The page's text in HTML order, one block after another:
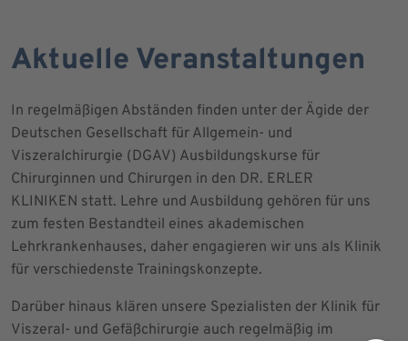
Aktuelle Veranstaltungen
In regelmäßigen Abständen finden unter der Ägide der
Deutschen Gesellschaft für Allgemein- und
Viszeralchirurgie (DGAV) Ausbildungskurse für
Chirurginnen und Chirurgen in den DR. ERLER
KLINIKEN statt. Lehre und Ausbildung gehören für uns
zum festen Bestandteil eines akademischen
Lehrkrankenhauses, daher engagieren wir uns als Klinik
für verschiedenste Trainingskonzepte.
Darüber hinaus klären unsere Spezialisten der Klinik für
Viszeral- und Gefäßchirurgie auch regelmäßig im